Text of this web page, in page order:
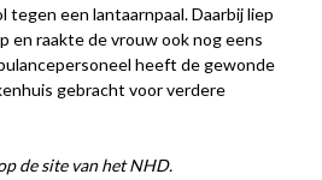
een lantaarnpaal. Daarbij liep
en raakte de vrouw ook nog eens
heeft de gewonde
gebracht voor verdere
de site van het NHD.